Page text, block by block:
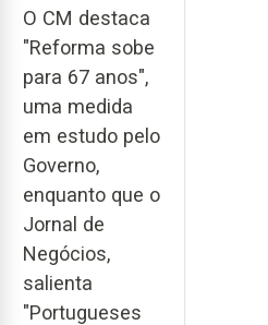
O CM destaca
"Reforma sobe
para 67 anos",
uma medida
em estudo pelo
Governo,
enquanto que o
Jornal de
Negócios,
salienta
"Portugueses